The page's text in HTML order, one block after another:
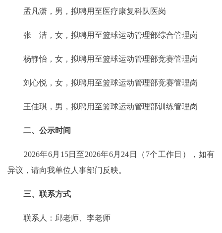
孟凡潇，男，拟聘用至医疗康复科队医岗
张 洁，女，拟聘用至篮球运动管理部综合管理岗
杨静怡，女，拟聘用至篮球运动管理部竞赛管理岗
刘心悦，女，拟聘用至篮球运动管理部竞赛管理岗
王佳琪，男，拟聘用至篮球运动管理部训练管理岗
二、公示时间
2026年6月15日至2026年6月24日（7个工作日），如有
异议，请向我单位人事部门反映。
三、联系方式
联系人：邱老师、李老师